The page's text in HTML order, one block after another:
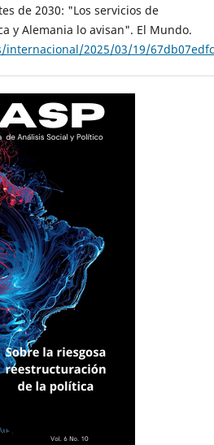
de 2030: "Los servicios de
y Alemania lo avisan". El Mundo.
2025/03/19/